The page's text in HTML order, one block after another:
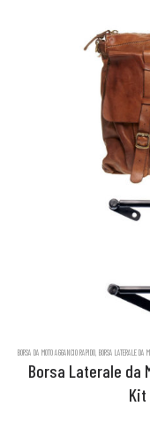
BORSA DA MOTO AGGANCIO RAPIDO, BORSA LATERALE DA
Borsa Laterale da
Kit